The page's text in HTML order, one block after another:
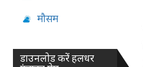
मौसम
डाउनलोड करें हलधर